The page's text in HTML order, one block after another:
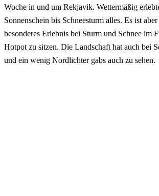
Woche in und um Rekjavik. Wettermäßig
Sonnenschein bis Schneesturm alles. Es ist
besonderes Erlebnis bei Sturm und Schnee im
Hotpot zu sitzen. Die Landschaft hat auch bei
und ein wenig Nordlichter gabs auch zu sehen.